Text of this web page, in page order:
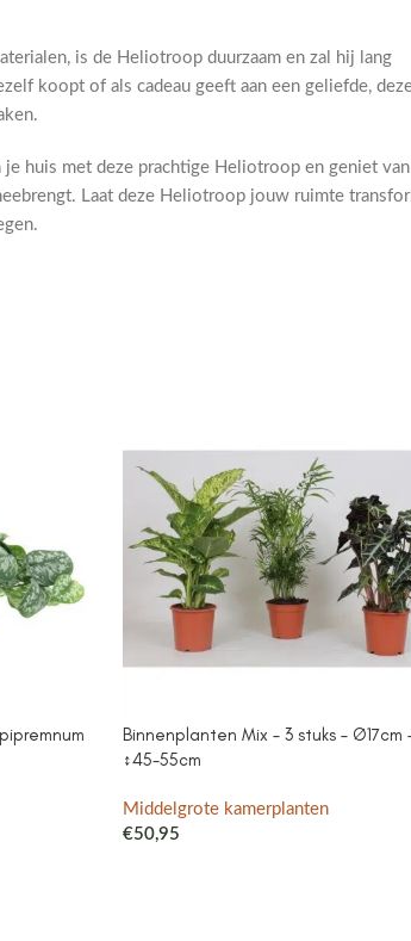
is de Heliotroop duurzaam en zal hij lang
koopt of als cadeau geeft aan een geliefde,
huis met deze prachtige Heliotroop en geniet
Laat deze Heliotroop jouw ruimte
Binnenplanten Mix – 3 stuks – Ø17cm
↕45-55cm
Middelgrote kamerplanten
€50,95